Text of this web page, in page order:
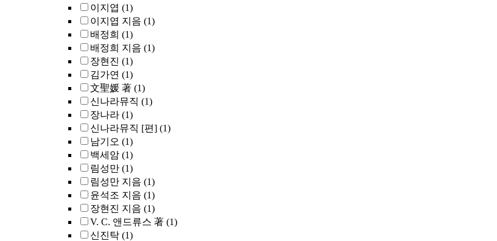
이지엽 (1)
이지엽 지음 (1)
배정희 (1)
배정희 지음 (1)
장현진 (1)
김가연 (1)
文聖媛 著 (1)
신나라뮤직 (1)
장나라 (1)
신나라뮤직 [편] (1)
남기오 (1)
백세암 (1)
림성만 (1)
림성만 지음 (1)
윤석조 지음 (1)
장현진 지음 (1)
V. C. 앤드류스 著 (1)
신진탁 (1)